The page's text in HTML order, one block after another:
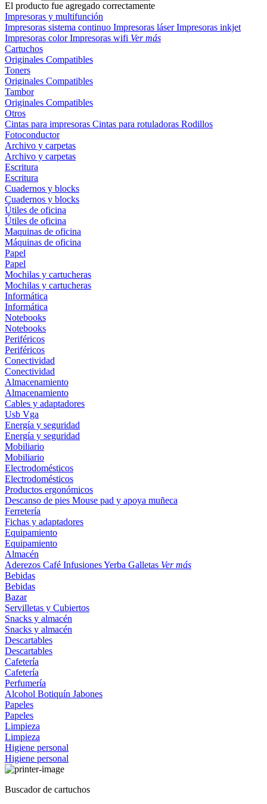
El producto fue agregado correctamente
Impresoras y multifunción
Impresoras sistema continuo Impresoras láserImpresoras inkjet
Impresoras colorImpresoras wifi Ver más
Cartuchos
Originales Compatibles
Toners
Originales Compatibles
Tambor
Originales Compatibles
Otros
Cintas para impresoras Cintas para rotuladoras Rodillos
Fotoconductor
Archivo y carpetas
Archivo y carpetas
Escritura
Escritura
Cuadernos y blocks
Cuadernos y blocks
Útiles de oficina
Útiles de oficina
Maquinas de oficina
Máquinas de oficina
Papel
Papel
Mochilas y cartucheras
Mochilas y cartucheras
Informática
Informática
Notebooks
Notebooks
Periféricos
Periféricos
Conectividad
Conectividad
Almacenamiento
Almacenamiento
Cables y adaptadores
Usb Vga
Energía y seguridad
Energía y seguridad
Mobiliario
Mobiliario
Electrodomésticos
Electrodomésticos
Productos ergonómicos
Descanso de pies Mouse pad y apoya muñeca
Ferretería
Fichas y adaptadores
Equipamiento
Equipamiento
Almacén
Aderezos Café InfusionesYerba Galletas Ver más
Bebidas
Bebidas
Bazar
Servilletas y Cubiertos
Snacks y almacén
Snacks y almacén
Descartables
Descartables
Cafetería
Cafetería
Perfumería
Alcohol Botiquín Jabones
Papeles
Papeles
Limpieza
Limpieza
Higiene personal
Higiene personal
Buscador de cartuchos